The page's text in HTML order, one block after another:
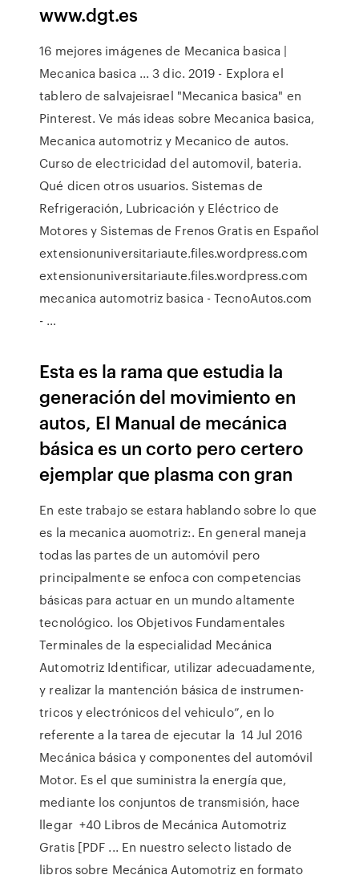
www.dgt.es
16 mejores imágenes de Mecanica basica |
Mecanica basica ... 3 dic. 2019 - Explora el
tablero de salvajeisrael "Mecanica basica" en
Pinterest. Ve más ideas sobre Mecanica basica,
Mecanica automotriz y Mecanico de autos.
Curso de electricidad del automovil, bateria.
Qué dicen otros usuarios. Sistemas de
Refrigeración, Lubricación y Eléctrico de
Motores y Sistemas de Frenos Gratis en Español
extensionuniversitariaute.files.wordpress.com
extensionuniversitariaute.files.wordpress.com
mecanica automotriz basica - TecnoAutos.com
- …
Esta es la rama que estudia la
generación del movimiento en
autos, El Manual de mecánica
básica es un corto pero certero
ejemplar que plasma con gran
En este trabajo se estara hablando sobre lo que
es la mecanica auomotriz:. En general maneja
todas las partes de un automóvil pero
principalmente se enfoca con competencias
básicas para actuar en un mundo altamente
tecnológico. los Objetivos Fundamentales
Terminales de la especialidad Mecánica
Automotriz Identificar, utilizar adecuadamente,
y realizar la mantención básica de instrumen-
tricos y electrónicos del vehiculo”, en lo
referente a la tarea de ejecutar la 14 Jul 2016
Mecánica básica y componentes del automóvil
Motor. Es el que suministra la energía que,
mediante los conjuntos de transmisión, hace
llegar +40 Libros de Mecánica Automotriz
Gratis [PDF ... En nuestro selecto listado de
libros sobre Mecánica Automotriz en formato